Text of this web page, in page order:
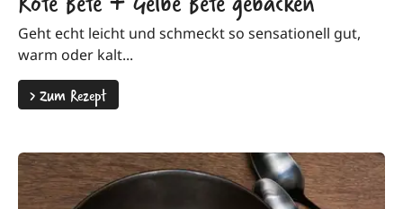
Geht echt leicht und schmeckt so sensationell gut,
warm oder kalt...
>Zum Rezept